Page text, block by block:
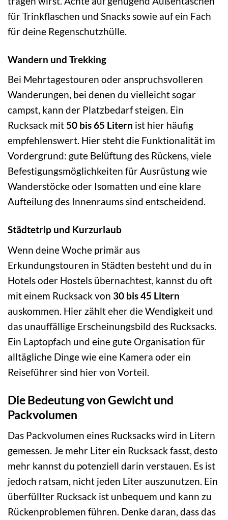
für Trinkflaschen und Snacks sowie auf ein Fach
für deine Regenschutzhülle.
Wandern und Trekking
Bei Mehrtagestouren oder anspruchsvolleren
Wanderungen, bei denen du vielleicht sogar
campst, kann der Platzbedarf steigen. Ein
Rucksack mit 50 bis 65 Litern ist hier häufig
empfehlenswert. Hier steht die Funktionalität im
Vordergrund: gute Belüftung des Rückens, viele
Befestigungsmöglichkeiten für Ausrüstung wie
Wanderstöcke oder Isomatten und eine klare
Aufteilung des Innenraums sind entscheidend.
Städtetrip und Kurzurlaub
Wenn deine Woche primär aus
Erkundungstouren in Städten besteht und du in
Hotels oder Hostels übernachtest, kannst du oft
mit einem Rucksack von 30 bis 45 Litern
auskommen. Hier zählt eher die Wendigkeit und
das unauffällige Erscheinungsbild des Rucksacks.
Ein Laptopfach und eine gute Organisation für
alltägliche Dinge wie eine Kamera oder ein
Reiseführer sind hier von Vorteil.
Die Bedeutung von Gewicht und
Packvolumen
Das Packvolumen eines Rucksacks wird in Litern
gemessen. Je mehr Liter ein Rucksack fasst, desto
mehr kannst du potenziell darin verstauen. Es ist
jedoch ratsam, nicht jeden Liter auszunutzen. Ein
überfüllter Rucksack ist unbequem und kann zu
Rückenproblemen führen. Denke daran, dass das